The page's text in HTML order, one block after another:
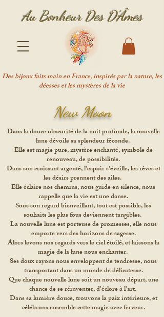
Au Bonheur Des D'Âmes
Des bijoux faits main en France, inspirés par la nature, les
déesses et les mystères de la vie
New Moon
Dans la douce obscurité de la nuit profonde, la nouvelle
lune dévoile sa splendeur féconde.
Elle est magie pure, mystère enchanté, symbole de
renouveau, de possibilités.
Dans son croissant argenté, l'espoir s'éveille, les rêves et
les désirs prennent des ailes.
Elle éclaire nos chemins, nous guide en silence, nous
rappelle que la vie est une danse.
Sous son regard bienveillant, tout est possible, les
souhaits les plus fous deviennent tangibles.
La nouvelle lune est porteuse de promesses, elle nous
emporte vers des horizons de sagesse.
Alors levons nos regards vers le ciel étoilé, et laissons la
magie de la lune nous enchanter.
Ses doux rayons nous enveloppent de tendresse, nous
transportant dans un monde de délicatesse.
Que chaque nouvelle lune soit un nouveau départ, une
chance de se réinventer, d'éclore à l'art.
Dans sa lumière douce, trouvons la paix intérieure, et
célébrons ensemble cette magie avec ferveur.